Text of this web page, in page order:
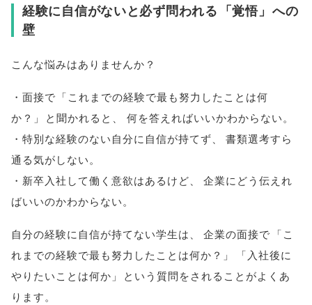
経験に自信がないと必ず問われる 「覚悟」 への
壁
こんな悩みはありませんか？
・面接で 「これまでの経験で最も努力したことは何
か？ 」 と聞かれると 、 何を答えればいいかわからない。
・特別な経験のない自分に自信が持てず、
書類選考すら
通る気がしない。
・新卒入社して働く意欲はあるけど、
企業にどう伝えれ
ばいいのかわからない。
自分の経験に自信が持てない学生は、 企業の面接で 「こ
れまでの経験で最も努力したことは何か？ 」 「入社後に
やりたいことは何か 」
という質問をされることがよくあ
ります。